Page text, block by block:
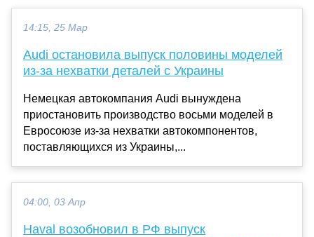
14:15, 25 Мар
Audi остановила выпуск половины моделей
из-за нехватки деталей с Украины
Немецкая автокомпания Audi вынуждена
приостановить производство восьми моделей в
Евросоюзе из-за нехватки автокомпонентов,
поставляющихся из Украины,...
04:00, 03 Апр
Haval возобновил в РФ выпуск